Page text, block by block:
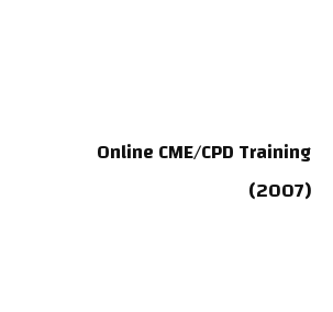
Online CME/CPD Training
(2007)